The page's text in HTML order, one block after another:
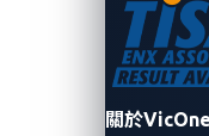
關於VicOne
Cyberattacks.”This
collaboration with